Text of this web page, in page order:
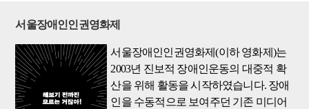
서울장애인인권영화제
서울장애인인권영화제(이하 영화제)는
2003년 진보적 장애인운동의 대중적 확
산을 위해 활동을 시작하였습니다. 장애
인을 수동적으로 보여주던 기존 미디어